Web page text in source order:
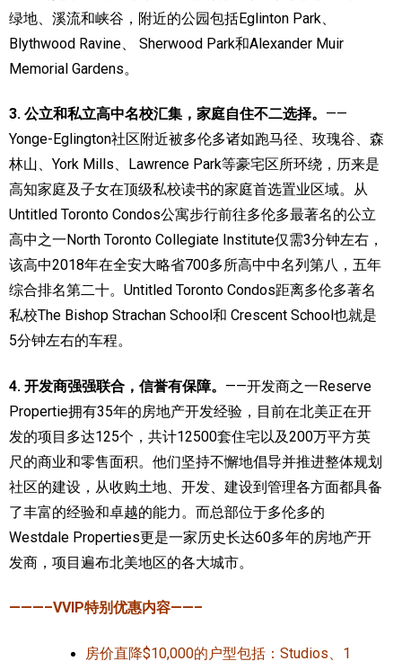
绿地、溪流和峡谷，附近的公园包括Eglinton Park、
Blythwood Ravine、 Sherwood Park和Alexander Muir
Memorial Gardens。
3. 公立和私立高中名校汇集，家庭自住不二选择。 ——
Yonge-Eglington社区附近被多伦多诸如跑马径、玫瑰谷、森
林山、York Mills、Lawrence Park等豪宅区所环绕，历来是
高知家庭及子女在顶级私校读书的家庭首选置业区域。从
Untitled Toronto Condos公寓步行前往多伦多最著名的公立
高中之一North Toronto Collegiate Institute仅需3分钟左右，
该高中2018年在全安大略省700多所高中中名列第八，五年
综合排名第二十。Untitled Toronto Condos距离多伦多著名
私校The Bishop Strachan School和 Crescent School也就是
5分钟左右的车程。
4. 开发商强强联合，信誉有保障。 ——开发商之一Reserve
Propertie拥有35年的房地产开发经验，目前在北美正在开
发的项目多达125个，共计12500套住宅以及200万平方英
尺的商业和零售面积。他们坚持不懈地倡导并推进整体规划
社区的建设，从收购土地、开发、建设到管理各方面都具备
了丰富的经验和卓越的能力。而总部位于多伦多的
Westdale Properties更是一家历史长达60多年的房地产开
发商，项目遍布北美地区的各大城市。
———–VVIP特别优惠内容——–
房价直降$10,000的户型包括：Studios、1